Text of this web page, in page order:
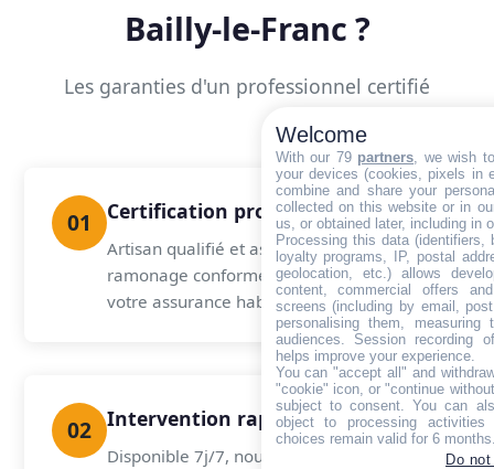
Bailly-le-Franc ?
Les garanties d'un professionnel certifié
01 Certification professionnelle
Artisan qualifié et assuré. Certificat de
ramonage conforme aux normes pour
votre assurance habitation.
02 Intervention rapide
Disponible 7j/7, nous intervenons à Bailly-
Welcome
With our 79 partners, we wish
your devices (cookies, pixels in
combine and share your
collected on this website or in
us, or obtained later, including in
Processing this data (identifiers,
loyalty programs, IP, postal
geolocation, etc.) allows
content, commercial offers
screens (including by email,
personalising them, measuring
audiences. Session recording
helps improve your experience.
You can "accept all" and
"cookie" icon, or "continue
subject to consent. You can
object to processing
choices remain valid for 6
Do